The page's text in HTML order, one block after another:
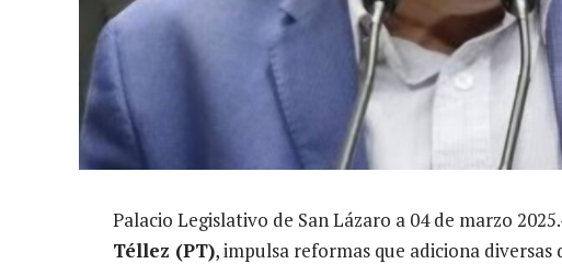
Palacio Legislativo de San Lázaro a 04 de marzo
Téllez (PT), impulsa reformas que adiciona diversas